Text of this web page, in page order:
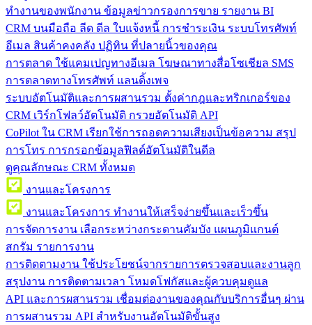
ทำงานของพนักงาน ข้อมูลข่าวกรองการขาย รายงาน BI
CRM บนมือถือ ลีด ดีล ใบแจ้งหนี้ การชำระเงิน ระบบโทรศัพท์
อีเมล สินค้าคงคลัง ปฏิทิน ที่ปลายนิ้วของคุณ
การตลาด ใช้แคมเปญทางอีเมล โฆษณาทางสื่อโซเชียล SMS
การตลาดทางโทรศัพท์ แลนดิ้งเพจ
ระบบอัตโนมัติและการผสานรวม ตั้งค่ากฎและทริกเกอร์ของ
CRM เวิร์กโฟลว์อัตโนมัติ กรวยอัตโนมัติ API
CoPilot ใน CRM เรียกใช้การถอดความเสียงเป็นข้อความ สรุป
การโทร การกรอกข้อมูลฟิลด์อัตโนมัติในดีล
ดูคุณลักษณะ CRM ทั้งหมด
งานและโครงการ
งานและโครงการ ทำงานให้เสร็จง่ายขึ้นและเร็วขึ้น
การจัดการงาน เลือกระหว่างกระดานคัมบัง แผนภูมิแกนต์
สกรัม รายการงาน
การติดตามงาน ใช้ประโยชน์จากรายการตรวจสอบและงานลูก
สรุปงาน การติดตามเวลา โหมดโฟกัสและผู้ควบคุมดูแล
API และการผสานรวม เชื่อมต่องานของคุณกับบริการอื่นๆ ผ่าน
การผสานรวม API สำหรับงานอัตโนมัติขั้นสูง